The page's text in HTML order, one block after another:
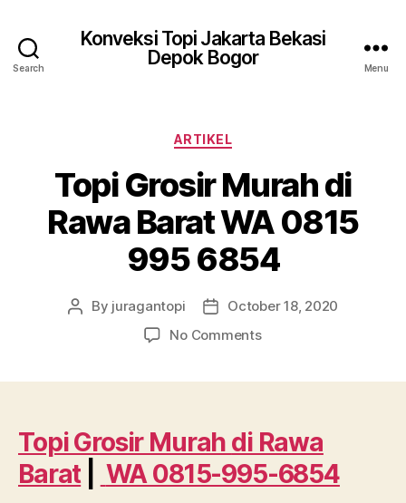
Search
Konveksi Topi Jakarta Bekasi
Depok Bogor
Menu
Categories
ARTIKEL
Topi Grosir Murah di
Rawa Barat WA 0815
995 6854
Post
By juragantopi
PostOctober 18, 2020
No Commentson
Rawa
Barat
WA
Topi Grosir Murah di Rawa
Barat
WA 0815-995-6854